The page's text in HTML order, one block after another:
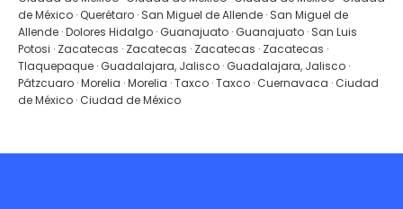
de México · Querétaro · San Miguel de Allende · San Miguel de
Allende · Dolores Hidalgo · Guanajuato · Guanajuato · San Luis
Potosi · Zacatecas · Zacatecas · Zacatecas · Zacatecas ·
Tlaquepaque · Guadalajara, Jalisco · Guadalajara, Jalisco ·
Pátzcuaro · Morelia · Morelia · Taxco · Taxco · Cuernavaca · Ciudad
de México · Ciudad de México